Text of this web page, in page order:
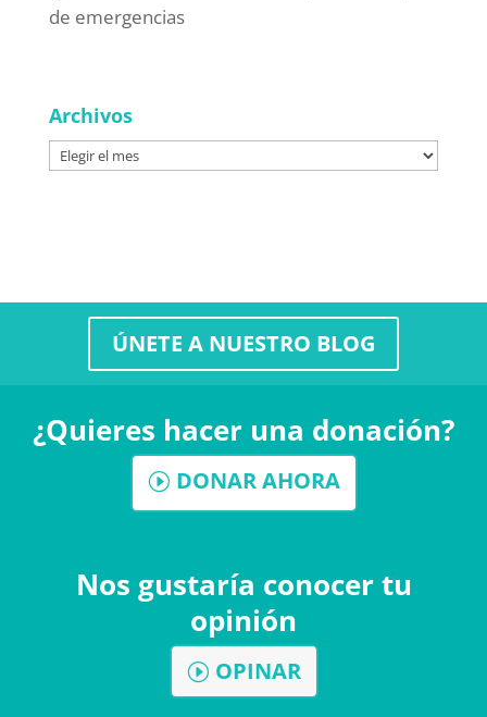
de emergencias
Archivos
Archivos
ÚNETE A NUESTRO BLOG
¿Quieres hacer una donación?
DONAR AHORA
Nos gustaría conocer tu
opinión
OPINAR